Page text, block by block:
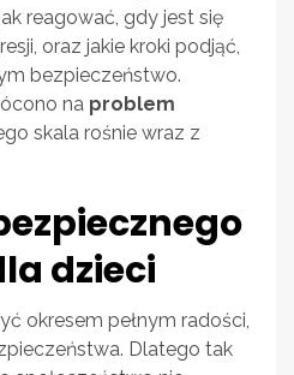
reagować, gdy jest się
oraz jakie kroki podjąć,
bezpieczeństwo.
na problem
skala rośnie wraz z
dzieci
okresem pełnym radości,
Dlatego tak